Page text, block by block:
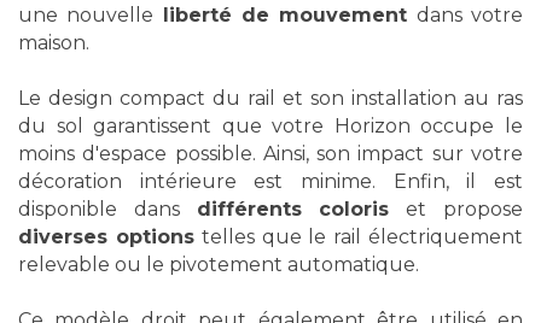
une nouvelle liberté de mouvement dans votre
maison.
Le design compact du rail et son installation au ras
du sol garantissent que votre Horizon occupe le
moins d'espace possible. Ainsi, son impact sur votre
décoration intérieure est minime. Enfin, il est
disponible dans différents coloris et propose
diverses optionstelles que le rail électriquement
relevable ou le pivotement automatique.